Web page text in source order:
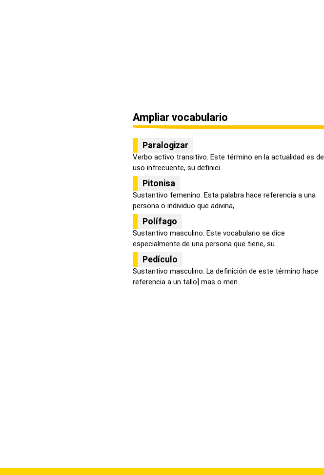
Ampliar vocabulario
Paralogizar
Verbo activo transitivo. Este término en la actualidad es de
uso infrecuente, su definici...
Pitonisa
Sustantivo femenino. Esta palabra hace referencia a una
persona o individuo que adivina, ...
Polífago
Sustantivo masculino. Este vocabulario se dice
especialmente de una persona que tiene, su...
Pedículo
Sustantivo masculino. La definición de este término hace
referencia a un tallo] mas o men...